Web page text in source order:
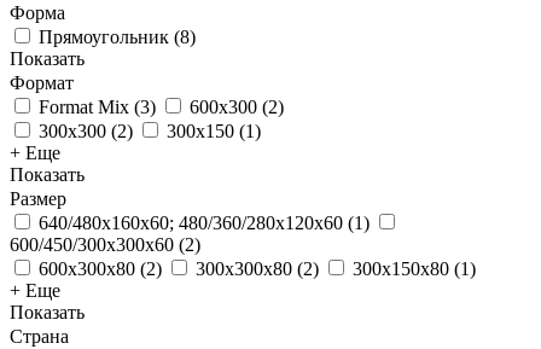
Форма
Прямоугольник (8)
Показать
Формат
Format Mix (3) 600x300 (2)
300x300 (2) 300x150 (1)
+ Еще
Показать
Размер
640/480x160x60; 480/360/280x120x60 (1)
600/450/300x300x60 (2)
600x300x80 (2) 300x300x80 (2) 300x150x80 (1)
+ Еще
Показать
Страна